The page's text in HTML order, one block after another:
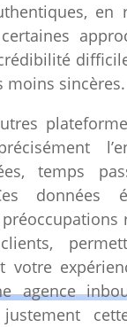
en
moins sincères.
temps
données
votre
agence